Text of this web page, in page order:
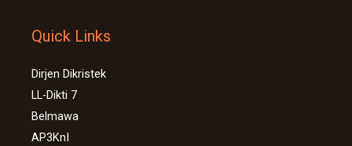
Quick Links
Dirjen Dikristek
LL-Dikti 7
Belmawa
AP3KnI